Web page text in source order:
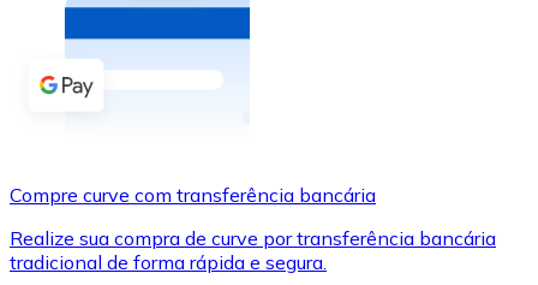
Comprar com dinheiro
Transferência SEPA
Use cartões Visa e Mastercard para comprar
Compre curve com transferência bancária
Realize sua compra de curve por transferência bancária
tradicional de forma rápida e segura.